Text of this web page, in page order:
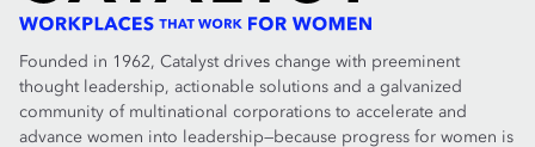
Founded in 1962, Catalyst drives change with preeminent
thought leadership, actionable solutions and a galvanized
community of multinational corporations to accelerate and
advance women into leadership—because progress for women is